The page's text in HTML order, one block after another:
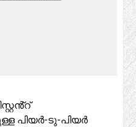
പിയർ-ടു-പിയർ